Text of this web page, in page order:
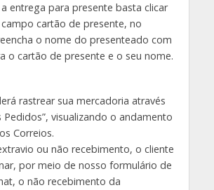
entrega para presente basta clicar
campo cartão de presente, no
o nome do presenteado com
o cartão de presente e o seu nome.
rastrear sua mercadoria através
Pedidos”, visualizando o andamento
Correios.
ou não recebimento, o cliente
por meio de nosso formulário de
o não recebimento da